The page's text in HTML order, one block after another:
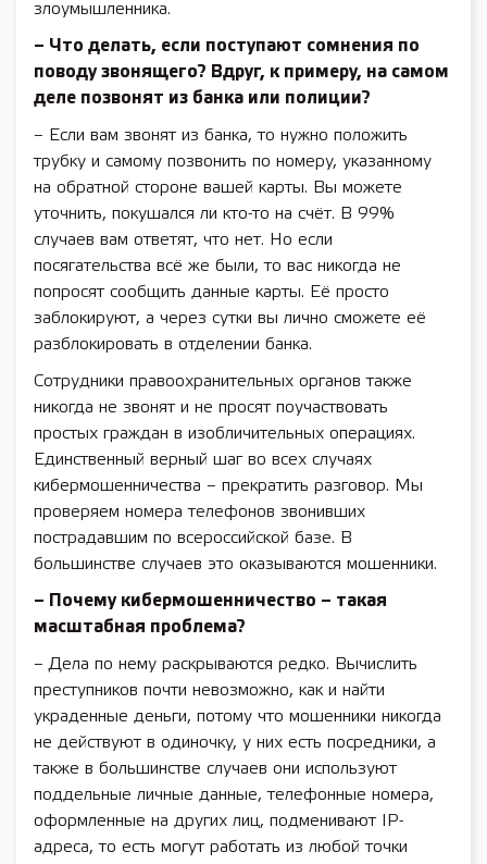
злоумышленника.
– Что делать, если поступают сомнения по
поводу звонящего? Вдруг, к примеру, на самом
деле позвонят из банка или полиции?
– Если вам звонят из банка, то нужно положить
трубку и самому позвонить по номеру, указанному
на обратной стороне вашей карты. Вы можете
уточнить, покушался ли кто-то на счёт. В 99%
случаев вам ответят, что нет. Но если
посягательства всё же были, то вас никогда не
попросят сообщить данные карты. Её просто
заблокируют, а через сутки вы лично сможете её
разблокировать в отделении банка.
Сотрудники правоохранительных органов также
никогда не звонят и не просят поучаствовать
простых граждан в изобличительных операциях.
Единственный верный шаг во всех случаях
кибермошенничества – прекратить разговор. Мы
проверяем номера телефонов звонивших
пострадавшим по всероссийской базе. В
большинстве случаев это оказываются мошенники.
– Почему кибермошенничество – такая
масштабная проблема?
– Дела по нему раскрываются редко. Вычислить
преступников почти невозможно, как и найти
украденные деньги, потому что мошенники никогда
не действуют в одиночку, у них есть посредники, а
также в большинстве случаев они используют
поддельные личные данные, телефонные номера,
оформленные на других лиц, подменивают IP-
адреса, то есть могут работать из любой точки